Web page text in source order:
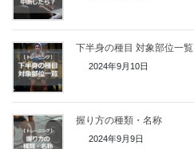
下半身の種目 対象部位一覧
2024年9月10日
握り方の種類・名称
2024年9月9日